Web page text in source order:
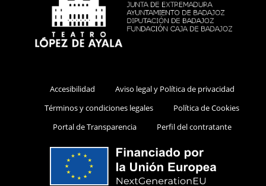
Accesibilidad
Aviso legal y Política de privacidad
Términos y condiciones legales
Política de Cookies
Portal de Transparencia
Perfil del contratante